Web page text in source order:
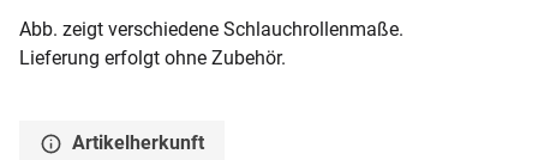
Abb. zeigt verschiedene Schlauchrollenmaße.
Lieferung erfolgt ohne Zubehör.
Artikelherkunft